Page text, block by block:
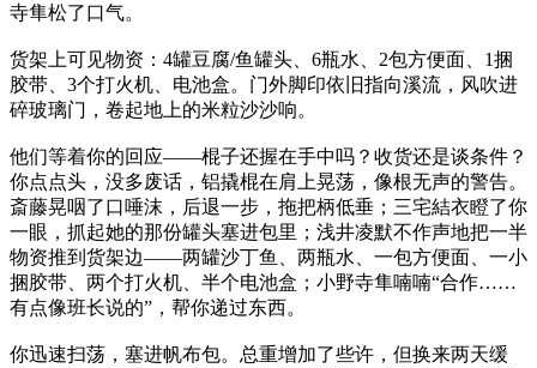
寺隼松了口气。
货架上可见物资：4罐豆腐/鱼罐头、6瓶水、2包方便面、1捆
胶带、3个打火机、电池盒。门外脚印依旧指向溪流，风吹进
碎玻璃门，卷起地上的米粒沙沙响。
他们等着你的回应——棍子还握在手中吗？收货还是谈条件？
你点点头，没多废话，铝撬棍在肩上晃荡，像根无声的警告。
斎藤晃咽了口唾沫，后退一步，拖把柄低垂；三宅結衣瞪了你
一眼，抓起她的那份罐头塞进包里；浅井凌默不作声地把一半
物资推到货架边——两罐沙丁鱼、两瓶水、一包方便面、一小
捆胶带、两个打火机、半个电池盒；小野寺隼喃喃“合作……
有点像班长说的”，帮你递过东西。
你迅速扫荡，塞进帆布包。总重增加了些许，但换来两天缓